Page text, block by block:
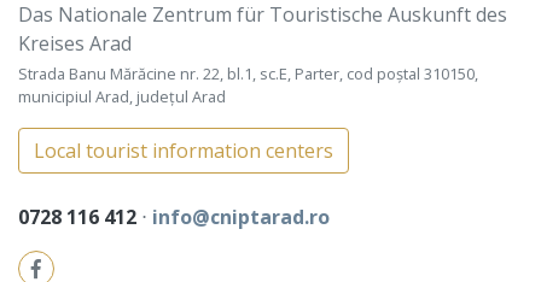
Das Nationale Zentrum für Touristische Auskunft des
Kreises Arad
Strada Banu Mărăcine nr. 22, bl.1, sc.E, Parter, cod poștal 310150,
municipiul Arad, județul Arad
Local tourist information centers
0728 116 412 ⋅ info@cniptarad.ro